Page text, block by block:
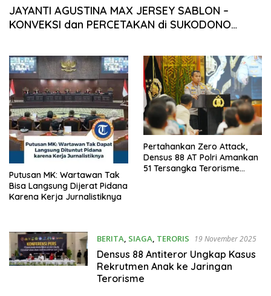
17 April 2026
JAYANTI AGUSTINA MAX JERSEY SABLON –
KONVEKSI dan PERCETAKAN di SUKODONO
Putusan MK: Wartawan Tak
Bisa Langsung Dijerat Pidana
Karena Kerja Jurnalistiknya
Pertahankan Zero Attack,
Densus 88 AT Polri Amankan
51 Tersangka Terorisme
BERITA, SIAGA, TERORIS 19 November 2025
Densus 88 Antiteror Ungkap Kasus
Rekrutmen Anak ke Jaringan
Terorisme